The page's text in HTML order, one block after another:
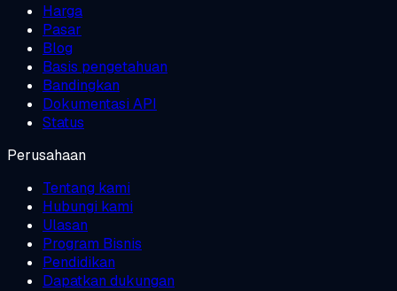
Harga
Pasar
Blog
Basis pengetahuan
Bandingkan
Dokumentasi API
Status
Perusahaan
Tentang kami
Hubungi kami
Ulasan
Program Bisnis
Pendidikan
Dapatkan dukungan